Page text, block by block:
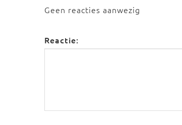
Geen reacties aanwezig
Reactie: